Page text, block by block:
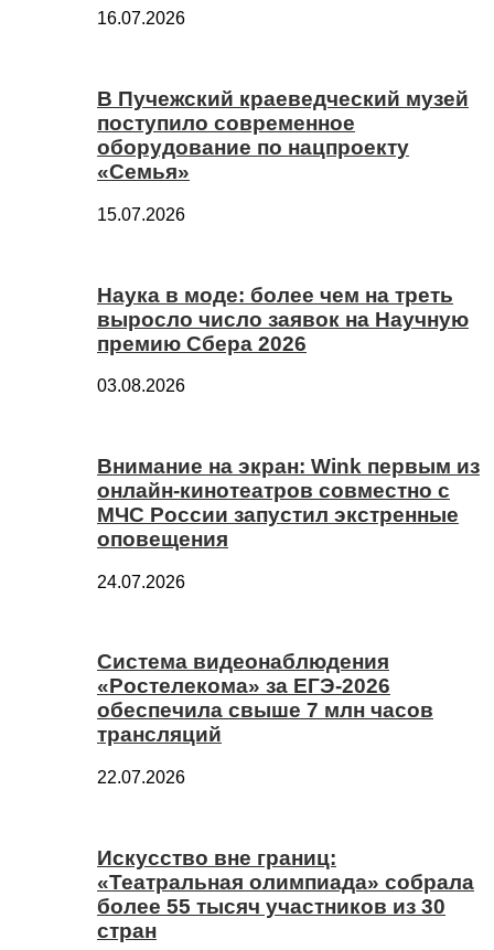
16.07.2026
В Пучежский краеведческий музей
поступило современное
оборудование по нацпроекту
«Семья»
15.07.2026
Наука в моде: более чем на треть
выросло число заявок на Научную
премию Сбера 2026
03.08.2026
Внимание на экран: Wink первым из
онлайн-кинотеатров совместно с
МЧС России запустил экстренные
оповещения
24.07.2026
Система видеонаблюдения
«Ростелекома» за ЕГЭ-2026
обеспечила свыше 7 млн часов
трансляций
22.07.2026
Искусство вне границ:
«Театральная олимпиада» собрала
более 55 тысяч участников из 30
стран